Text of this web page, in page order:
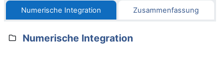
Numerische Integration Zusammenfassung
Numerische Integration